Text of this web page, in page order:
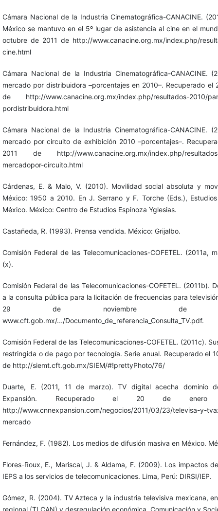
Cámara Nacional de la Industria Cinematográfica-CANACINE.
México se mantuvo en el 5º lugar de asistencia al cine en el
octubre de 2011 de http://www.canacine.org.mx/index.php/
cine.html
Cámara Nacional de la Industria Cinematográfica-CANACINE.
mercado por distribuidora –porcentajes en 2010–. Recuperado el
de http://www.canacine.org.mx/index.php/resultados-2010/
pordistribuidora.html
Cámara Nacional de la Industria Cinematográfica-CANACINE.
mercado por circuito de exhibición 2010 –porcentajes–.
2011 de http://www.canacine.org.mx/index.php/resultados-
mercadopor-circuito.html
Cárdenas, E. & Malo, V. (2010). Movilidad social absoluta y
México: 1950 a 2010. En J. Serrano y F. Torche (Eds.),
México. México: Centro de Estudios Espinoza Yglesias.
Castañeda, R. (1993). Prensa vendida. México: Grijalbo.
Comisión Federal de las Telecomunicaciones-COFETEL. (2011a,
(x).
Comisión Federal de las Telecomunicaciones-COFETEL. (2011b).
a la consulta pública para la licitación de frecuencias para
29 de noviembre de
www.cft.gob.mx/.../Documento_de_referencia_Consulta_TV.pdf.
Comisión Federal de las Telecomunicaciones-COFETEL. (2011c).
restringida o de pago por tecnología. Serie anual. Recuperado el
de http://siemt.cft.gob.mx/SIEM/#!prettyPhoto/76/
Duarte, E. (2011, 11 de marzo). TV digital acecha dominio
Expansión. Recuperado el 20 de
http://www.cnnexpansion.com/negocios/2011/03/23/televisa-y-
mercado
Fernández, F. (1982). Los medios de difusión masiva en México.
Flores-Roux, E., Mariscal, J. & Aldama, F. (2009). Los impactos
IEPS a los servicios de telecomunicaciones. Lima, Perú: DIRSI/IEP.
Gómez, R. (2004). TV Azteca y la industria televisiva mexicana,
regional (TLCAN) y desregulación económica. Comunicación y